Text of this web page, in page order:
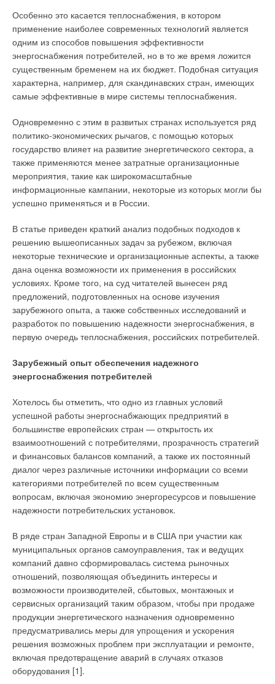
Особенно это касается теплоснабжения, в котором
применение наиболее современных технологий является
одним из способов повышения эффективности
энергоснабжения потребителей, но в то же время ложится
существенным бременем на их бюджет. Подобная ситуация
характерна, например, для скандинавских стран, имеющих
самые эффективные в мире системы теплоснабжения.
Одновременно с этим в развитых странах используется ряд
политико-экономических рычагов, с помощью которых
государство влияет на развитие энергетического сектора, а
также применяются менее затратные организационные
мероприятия, такие как широкомасштабные
информационные кампании, некоторые из которых могли бы
успешно применяться и в России.
В статье приведен краткий анализ подобных подходов к
решению вышеописанных задач за рубежом, включая
некоторые технические и организационные аспекты, а также
дана оценка возможности их применения в российских
условиях. Кроме того, на суд читателей вынесен ряд
предложений, подготовленных на основе изучения
зарубежного опыта, а также собственных исследований и
разработок по повышению надежности энергоснабжения, в
первую очередь теплоснабжения, российских потребителей.
Зарубежный опыт обеспечения надежного
энергоснабжения потребителей
Хотелось бы отметить, что одно из главных условий
успешной работы энергоснабжающих предприятий в
большинстве европейских стран — открытость их
взаимоотношений с потребителями, прозрачность стратегий
и финансовых балансов компаний, а также их постоянный
диалог через различные источники информации со всеми
категориями потребителей по всем существенным
вопросам, включая экономию энергоресурсов и повышение
надежности потребительских установок.
В ряде стран Западной Европы и в США при участии как
муниципальных органов самоуправления, так и ведущих
компаний давно сформировалась система рыночных
отношений, позволяющая объединить интересы и
возможности производителей, сбытовых, монтажных и
сервисных организаций таким образом, чтобы при продаже
продукции энергетического назначения одновременно
предусматривались меры для упрощения и ускорения
решения возможных проблем при эксплуатации и ремонте,
включая предотвращение аварий в случаях отказов
оборудования [1].
Образование: Московский инженернофизический институт
(технический университет), факультет «Информационная
безопасность», специальность «Юриспруденция»,
специализация «Государственно-правовая».
Специализируется на правовом сопровождении вопросов
информационной безопасности, интеллектуальной
Опыт работы: в МКА «Легис Групп» — юридические
консультации по телефону и через интернет. Помощник
адвоката. Имеет опыт работы в области трудового,
семейного права, а также в области защиты прав
потребителей. Московская коллегия адвокатов «Легис
Групп» имеет значительный опыт работы в арбитражных
корпоративных спорах, в спорах с государственными
органами и муниципальными образованиями, правовой
защите от уголовного, налогового преследования граждан и
организаций. В числе клиентов «Легис Групп» — российские
и иностранные инвестиционные, транспортные,
телекоммуникационные компании, предприятия нефтяной и
газовой отрасли, теплоснабжающие предприятия и др.
Итак, в соответствии с п. 6 ст. 5 Закона РФ «О защите прав
период, в течение которого в случае обнаружения в товаре
недостатка изготовитель (исполнитель, продавец) обязан
статьями 18 и 29 Закона (безвозмездное устранение
недостатков товара или выполненной работы, соразмерное
уменьшение покупной цены; замены на товар аналогичной
марки (модели, артикула); расторжения договора купли-
продажи и т.д.). Гарантийный срок может устанавливаться
как изготовителем, так и продавцом. Допустим, вы
приобрели котел отопительный.
На него установлен гарантийный срок, скажем, 18 месяцев
из строя в течение этих 18 месяцев, то все расходы по его
ремонту несет продавец (изготовитель). Срок службы —
период, в течение которого изготовитель (исполнитель)
обязуется обеспечивать потребителю возможность
использования товара (работы) по назначению и нести
ответственность за существенные недостатки, возникшие по
его вине (п. 1 ст. 5 Закона). На котел установлен
гарантийный срок — 18 месяцев, а срок службы —
предположим, 10 лет. Это значит, что по истечении
гарантийного срока изготовитель несет ответственность за
существенные недостатки товара, возникшие по его вине (но